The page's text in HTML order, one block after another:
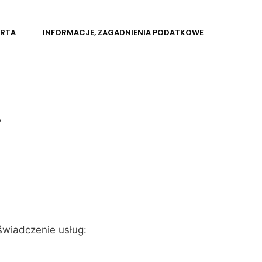
INFORMACJE, ZAGADNIENIA PODATKOWE
usług: